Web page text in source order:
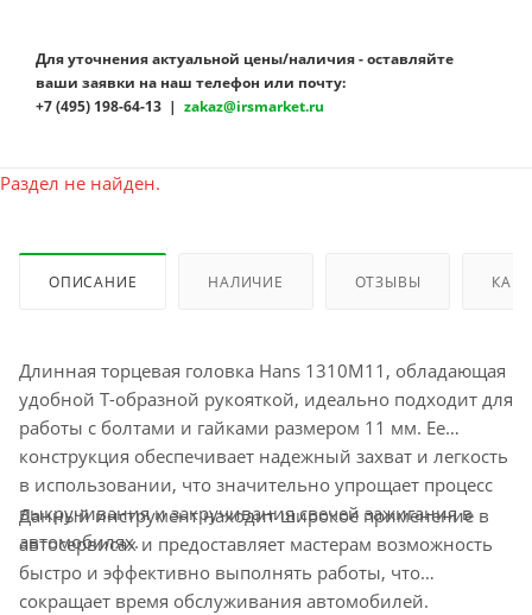
Для уточнения актуальной цены/наличия - оставляйте
ваши заявки на наш телефон или почту:
+7 (495) 198-64-13 | zakaz@irsmarket.ru
Раздел не найден.
ОПИСАНИЕ НАЛИЧИЕ ОТЗЫВЫ КАК
Длинная торцевая головка Hans 1310M11, обладающая
удобной Т-образной рукояткой, идеально подходит для
работы с болтами и гайками размером 11 мм. Ее
конструкция обеспечивает надежный захват и легкость
в использовании, что значительно упрощает процесс
выкручивания и закручивания свечей зажигания в
автомобилях.
Данный инструмент находит широкое применение в
автосервисах и предоставляет мастерам возможность
быстро и эффективно выполнять работы, что
сокращает время обслуживания автомобилей.